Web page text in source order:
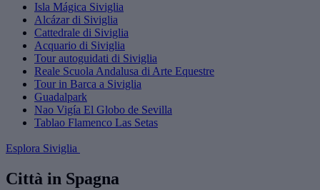
Isla Mágica Siviglia
Alcázar di Siviglia
Cattedrale di Siviglia
Acquario di Siviglia
Tour autoguidati di Siviglia
Reale Scuola Andalusa di Arte Equestre
Tour in Barca a Siviglia
Guadalpark
Nao Vigía El Globo de Sevilla
Tablao Flamenco Las Setas
Esplora Siviglia
Città in Spagna